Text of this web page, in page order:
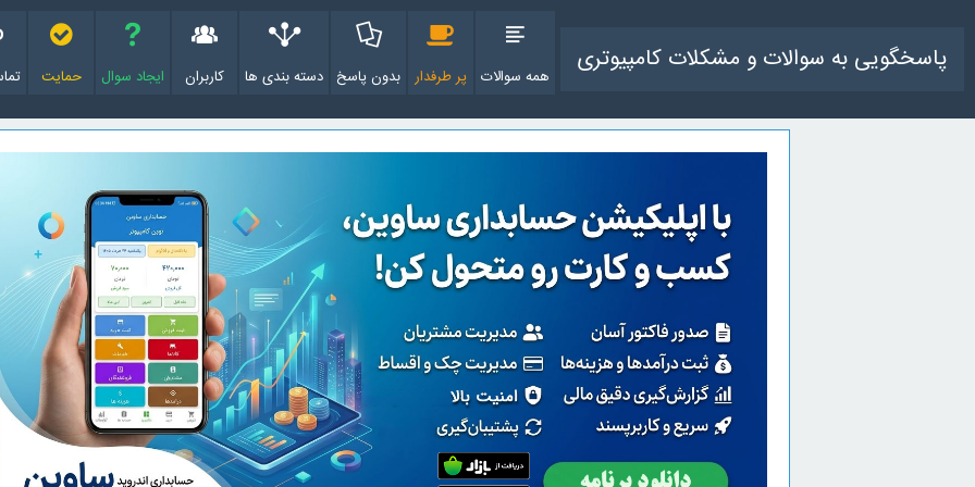
پاسخگویی به سوالات و مشکلات کامپیوتری همه سوالات پر طرفدار بدون پاسخ دسته بندی ها کاربران ایجاد سوال حمایت